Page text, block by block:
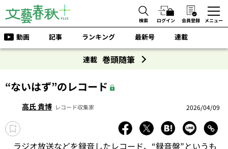
検索 ログイン 会員登録 メニュー
動画 記事 ランキング 最新号 連載
連載 巻頭随筆
“ないはず”のレコード
高氏 貴博 レコード収集家 2026/04/09
ラジオ放送などを録音したレコード、“録音盤”というも